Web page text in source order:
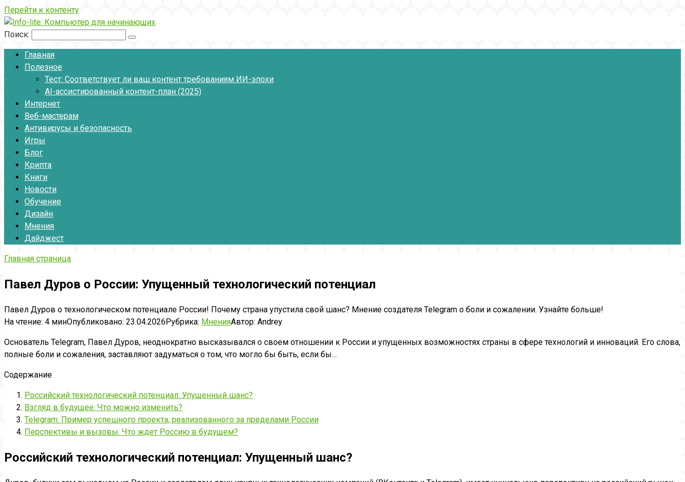
Перейти к контенту
Поиск:
Главная
Полезное
Тест: Соответствует ли ваш контент требованиям ИИ-эпохи
AI-ассистированный контент-план (2025)
Интернет
Веб-мастерам
Антивирусы и безопасность
Игры
Блог
Крипта
Книги
Новости
Обучение
Дизайн
Мнения
Дайджест
Главная страница
Павел Дуров о России: Упущенный технологический потенциал
Павел Дуров о технологическом потенциале России! Почему страна упустила свой шанс? Мнение создателя Telegram о боли и сожалении. Узнайте больше!
На чтение: 4 минОпубликовано: 23.04.2026Рубрика: МненияАвтор: Andrey
Основатель Telegram, Павел Дуров, неоднократно высказывался о своем отношении к России и упущенных возможностях страны в сфере технологий и инноваций. Его слова,
полные боли и сожаления, заставляют задуматься о том, что могло бы быть, если бы…
Содержание
Российский технологический потенциал: Упущенный шанс?
Взгляд в будущее: Что можно изменить?
Telegram: Пример успешного проекта, реализованного за пределами России
Перспективы и вызовы: Что ждет Россию в будущем?
Российский технологический потенциал: Упущенный шанс?